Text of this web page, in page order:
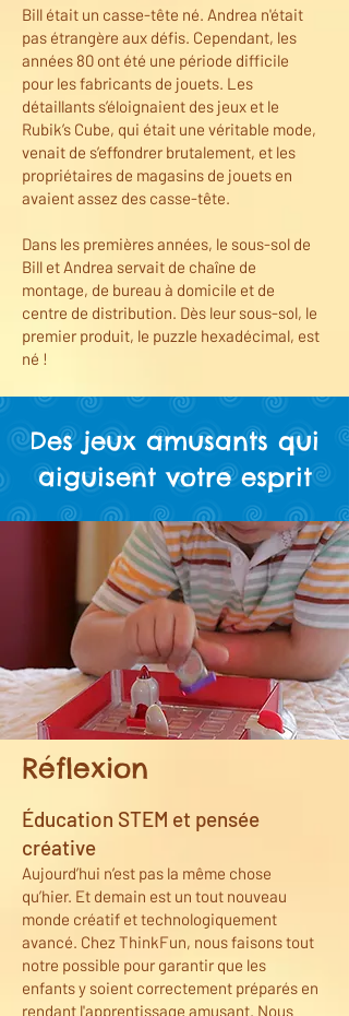
Bill était un casse-tête né. Andrea n'était
pas étrangère aux défis. Cependant, les
années 80 ont été une période difficile
pour les fabricants de jouets. Les
détaillants s’éloignaient des jeux et le
Rubik’s Cube, qui était une véritable mode,
venait de s’effondrer brutalement, et les
propriétaires de magasins de jouets en
avaient assez des casse-tête.
Dans les premières années, le sous-sol de
Bill et Andrea servait de chaîne de
montage, de bureau à domicile et de
centre de distribution. Dès leur sous-sol, le
premier produit, le puzzle hexadécimal, est
né !
Des jeux amusants qui
aiguisent votre esprit
Réflexion
Éducation STEM et pensée
créative
Aujourd’hui n’est pas la même chose
qu’hier. Et demain est un tout nouveau
monde créatif et technologiquement
avancé. Chez ThinkFun, nous faisons tout
notre possible pour garantir que les
enfants y soient correctement préparés en
rendant l'apprentissage amusant. Nous